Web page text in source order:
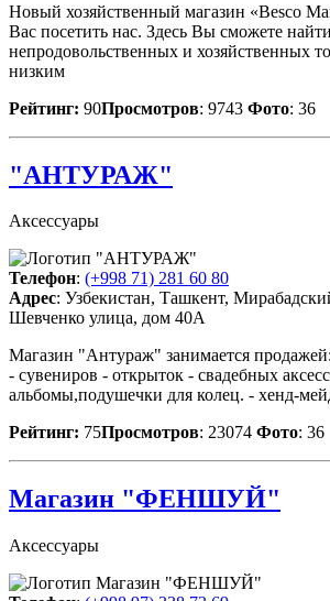
Новый хозяйственный магазин «Besco
Вас посетить нас. Здесь Вы сможете
непродовольственных и хозяйственных
низким
Рейтинг: 90Просмотров: 9743 Фото: 36
"АНТУРАЖ"
Аксессуары
Телефон: (+998 71) 281 60 80
Адрес: Узбекистан, Ташкент,
Шевченко улица, дом 40А
Магазин "Антураж" занимается
- сувениров - открыток - свадебных
альбомы,подушечки для колец. - хенд-
Рейтинг: 75Просмотров: 23074 Фото: 36
Магазин "ФЕНШУЙ"
Аксессуары